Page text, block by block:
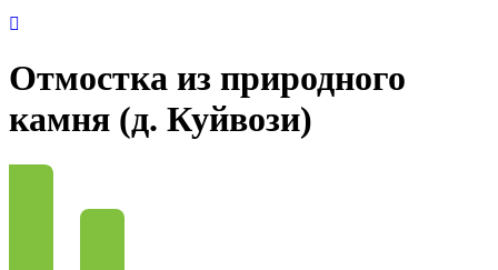
Отмостка из природного
камня (д. Куйвози)